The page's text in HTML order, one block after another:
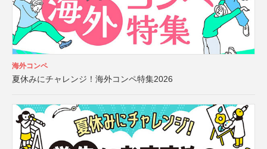
海外コンペ
夏休みにチャレンジ！海外コンペ特集2026